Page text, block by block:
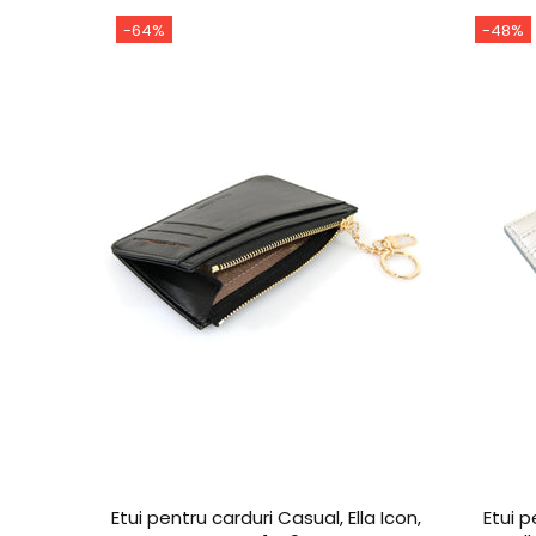
-64%
Etui pentru carduri Casual, Ella Icon,
-48%
Etui